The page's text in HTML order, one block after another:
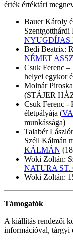
érték értéktári
Bauer Károly
NYUGDÍJAS
Bedi Beatrix:
NÉMET
Csuk Ferenc –
helyei egykor
Molnár
(STÁJER
Csuk Ferenc -
életpályája (
munkássága)
Talabér
Széll Kálmán
KÁLMÁN
Woki Zoltán:
NATURA
Woki Zoltán:
Támogatók
A kiállítás rendezői
információval, tárgyi